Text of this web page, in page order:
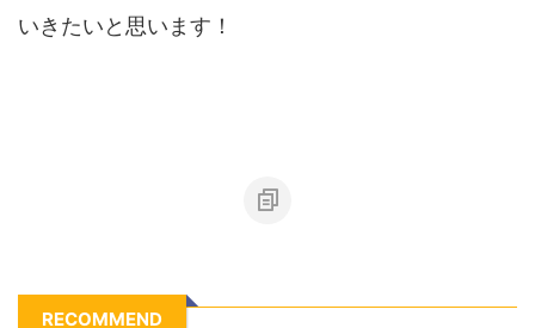
いきたいと思います！
RECOMMEND